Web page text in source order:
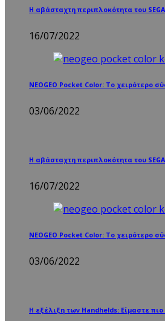
Η αβάσταχτη περιπλοκότητα του
16/07/2022
NEOGEO Pocket Color: Το χειρότερο
03/06/2022
Η αβάσταχτη περιπλοκότητα του
16/07/2022
NEOGEO Pocket Color: Το χειρότερο
03/06/2022
Η εξέλιξη των Handhelds: Είμαστε